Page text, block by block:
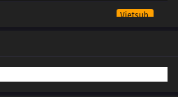
Vietsub